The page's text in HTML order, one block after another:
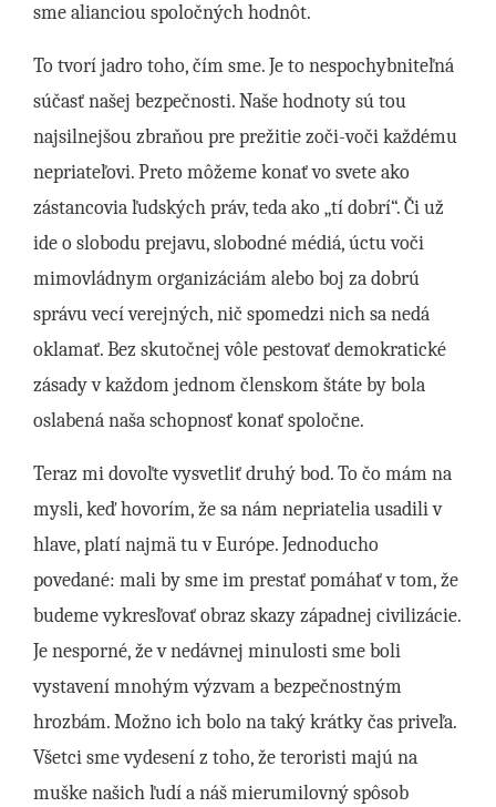
sme alianciou spoločných hodnôt.
To tvorí jadro toho, čím sme. Je to nespochybniteľná
súčasť našej bezpečnosti. Naše hodnoty sú tou
najsilnejšou zbraňou pre prežitie zoči-voči každému
nepriateľovi. Preto môžeme konať vo svete ako
zástancovia ľudských práv, teda ako „tí dobrí“. Či už
ide o slobodu prejavu, slobodné médiá, úctu voči
mimovládnym organizáciám alebo boj za dobrú
správu vecí verejných, nič spomedzi nich sa nedá
oklamať. Bez skutočnej vôle pestovať demokratické
zásady v každom jednom členskom štáte by bola
oslabená naša schopnosť konať spoločne.
Teraz mi dovoľte vysvetliť druhý bod. To čo mám na
mysli, keď hovorím, že sa nám nepriatelia usadili v
hlave, platí najmä tu v Európe. Jednoducho
povedané: mali by sme im prestať pomáhať v tom, že
budeme vykresľovať obraz skazy západnej civilizácie.
Je nesporné, že v nedávnej minulosti sme boli
vystavení mnohým výzvam a bezpečnostným
hrozbám. Možno ich bolo na taký krátky čas priveľa.
Všetci sme vydesení z toho, že teroristi majú na
muške našich ľudí a náš mierumilovný spôsob